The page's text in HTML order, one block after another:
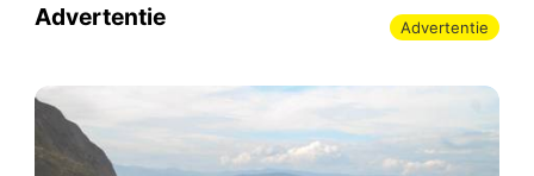
Advertentie Advertentie